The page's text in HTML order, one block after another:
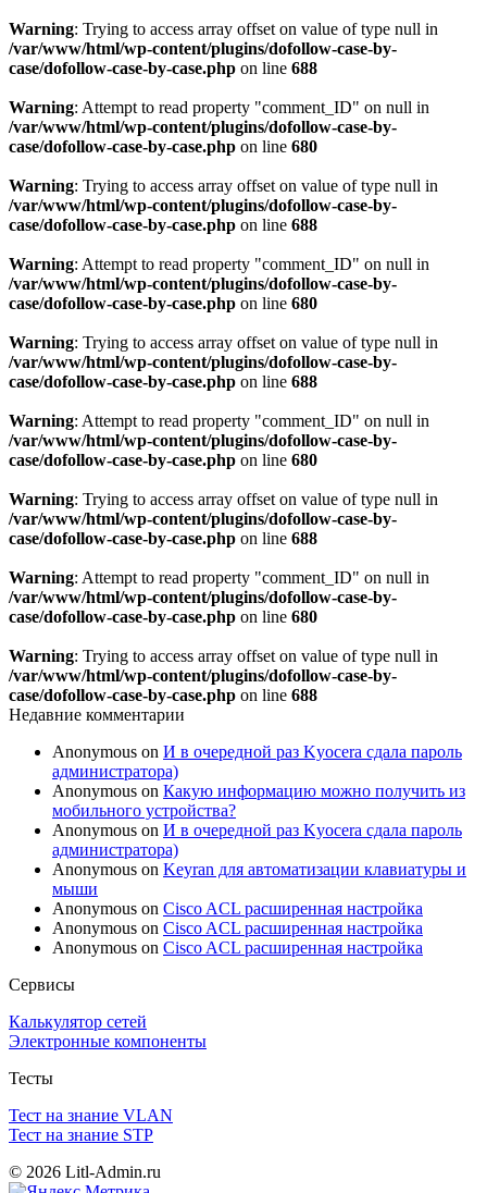
Warning: Trying to access array offset on value of type null in
/var/www/html/wp-content/plugins/dofollow-case-by-
case/dofollow-case-by-case.php on line 688
Warning: Attempt to read property "comment_ID" on null in
/var/www/html/wp-content/plugins/dofollow-case-by-
case/dofollow-case-by-case.php on line 680
Warning: Trying to access array offset on value of type null in
/var/www/html/wp-content/plugins/dofollow-case-by-
case/dofollow-case-by-case.php on line 688
Warning: Attempt to read property "comment_ID" on null in
/var/www/html/wp-content/plugins/dofollow-case-by-
case/dofollow-case-by-case.php on line 680
Warning: Trying to access array offset on value of type null in
/var/www/html/wp-content/plugins/dofollow-case-by-
case/dofollow-case-by-case.php on line 688
Warning: Attempt to read property "comment_ID" on null in
/var/www/html/wp-content/plugins/dofollow-case-by-
case/dofollow-case-by-case.php on line 680
Warning: Trying to access array offset on value of type null in
/var/www/html/wp-content/plugins/dofollow-case-by-
case/dofollow-case-by-case.php on line 688
Warning: Attempt to read property "comment_ID" on null in
/var/www/html/wp-content/plugins/dofollow-case-by-
case/dofollow-case-by-case.php on line 680
Warning: Trying to access array offset on value of type null in
/var/www/html/wp-content/plugins/dofollow-case-by-
case/dofollow-case-by-case.php on line 688
Недавние комментарии
Anonymous on И в очередной раз Kyocera сдала пароль
администратора)
Anonymous on Какую информацию можно получить из
мобильного устройства?
Anonymous on И в очередной раз Kyocera сдала пароль
администратора)
Anonymous on Keyran для автоматизации клавиатуры и
мыши
Anonymous on Cisco ACL расширенная настройка
Anonymous on Cisco ACL расширенная настройка
Anonymous on Cisco ACL расширенная настройка
Сервисы
Калькулятор сетей
Электронные компоненты
Тесты
Тест на знание VLAN
Тест на знание STP
© 2026 Litl-Admin.ru